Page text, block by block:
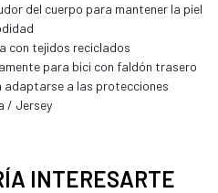
del cuerpo para mantener la piel
con tejidos reciclados
para bici con faldón trasero
adaptarse a las protecciones
/ Jersey
INTERESARTE